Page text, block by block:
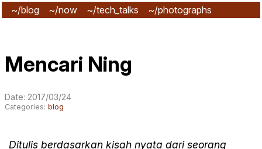
~/blog ~/now ~/tech_talks
~/photographs
Mencari Ning
Date: 2017/03/24
Categories:blog
Ditulis berdasarkan kisah nyata dari seorang